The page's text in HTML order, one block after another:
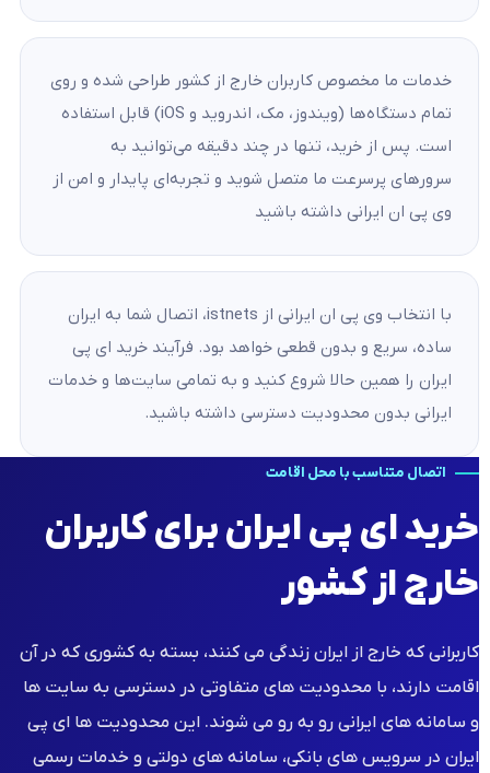
خدمات ما مخصوص کاربران خارج از کشور طراحی شده و روی
تمام دستگاه‌ها (ویندوز، مک، اندروید و iOS) قابل استفاده
است. پس از خرید، تنها در چند دقیقه می‌توانید به
سرورهای پرسرعت ما متصل شوید و تجربه‌ای پایدار و امن از
وی پی ان ایرانی داشته باشید
با انتخاب وی پی ان ایرانی از istnets، اتصال شما به ایران
ساده، سریع و بدون قطعی خواهد بود. فرآیند خرید ای پی
ایران را همین حالا شروع کنید و به تمامی سایت‌ها و خدمات
ایرانی بدون محدودیت دسترسی داشته باشید.
اتصال متناسب با محل اقامت
خرید ای پی ایران برای کاربران
خارج از کشور
کاربرانی که خارج از ایران زندگی می کنند، بسته به کشوری که در آن
اقامت دارند، با محدودیت های متفاوتی در دسترسی به سایت ها
و سامانه های ایرانی رو به رو می شوند. این محدودیت ها ای پی
ایران در سرویس های بانکی، سامانه های دولتی و خدمات رسمی